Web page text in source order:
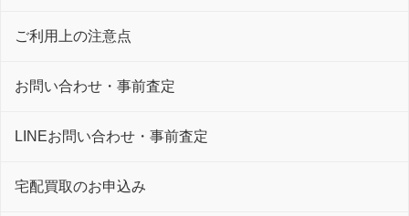
ご利用上の注意点
お問い合わせ・事前査定
LINEお問い合わせ・事前査定
宅配買取のお申込み